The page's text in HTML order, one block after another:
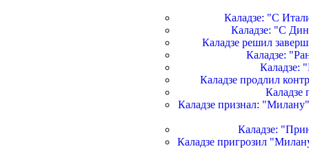
Каладзе: "С
Каладзе: "С
Каладзе решил
Каладзе:
Каладзе:
Каладзе продлил
Каладзе
Каладзе признал:
Каладзе:
Каладзе пригрозил